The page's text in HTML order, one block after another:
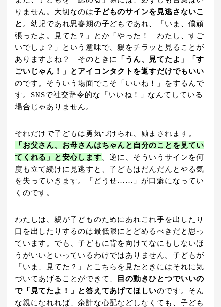
りません。大切なのは子どものサインを見逃さないこ
と 。幼児であれ思春期の子どもであれ、「いま、僕頑
張ったよ。見てた？」とか「やった！ わたし、すご
いでしょ？」という意味で、親をチラッと見ることが
ありますよね？ そのときに
「うん、見てたよ」「す
ごいじゃん！」とアイコンタクトを返すだけでもいい
のです。そういう場面でこそ「いいね！」をするんで
す。SNSで社交辞令的な「いいね！」なんてしている
場合じゃありません。
それだけで子どもは勇気づけられ、励まされます。
「お父さん、お母さんはちゃんと自分のことを見てい
てくれる」と安心します。逆に、そういうサインを何
度も立て続けに見逃すと、子どもはだんだんとやる気
を失っていきます。「どうせ……」が口癖になってい
くのです。
わたしは、親が子どものためにあれこれ手を出したり
口を出したりするのは最低限にとどめるべきだと思っ
ています。でも、子どもに背を向けてなにもしないほ
うがいいといっているわけではありません。子どもが
「いま、見てた？」とこちらを見たときにはそれに気
づいてあげることができて、
目の動きひとつでいいの
で「見てたよ！」と答えてあげてほしいのです。そん
な親になれれば、余計な心配などしなくても、子ども